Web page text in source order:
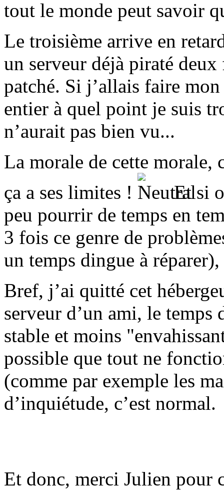
tout le monde peut savoir
Le troisième arrive en
un serveur déjà piraté
patché. Si j’allais faire
entier à quel point je suis
n’aurait pas bien vu...
La morale de cette morale,
ça a ses limites !
Et si
peu pourrir de temps en
3 fois ce genre de
un temps dingue à
Bref, j’ai quitté cet
serveur d’un ami, le
stable et moins
possible que tout ne
(comme par exemple les
d’inquiétude, c’est normal.
Et donc, merci Julien pour